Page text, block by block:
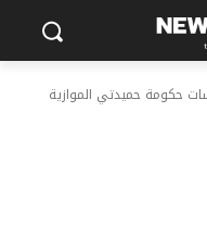
حكومة حميدتي الموازية